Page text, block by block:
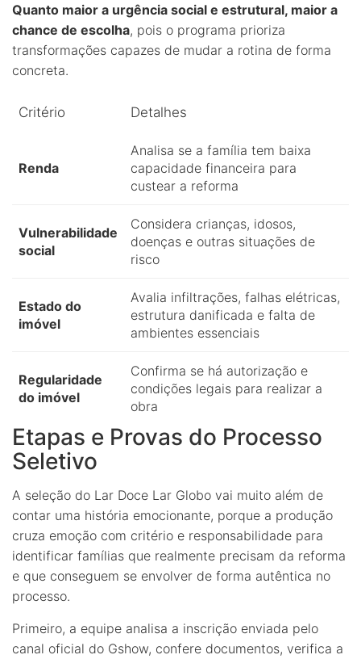
Quanto maior a urgência social e estrutural, maior a
chance de escolha, pois o programa prioriza
transformações capazes de mudar a rotina de forma
concreta.
Critério Detalhes
Renda
Analisa se a família tem baixa
capacidade financeira para
custear a reforma
Vulnerabilidade
social
Considera crianças, idosos,
doenças e outras situações de
risco
Estado do
imóvel
Avalia infiltrações, falhas elétricas,
estrutura danificada e falta de
ambientes essenciais
Regularidade
do imóvel
Confirma se há autorização e
condições legais para realizar a
obra
Etapas e Provas do Processo
Seletivo
A seleção do Lar Doce Lar Globo vai muito além de
contar uma história emocionante, porque a produção
cruza emoção com critério e responsabilidade para
identificar famílias que realmente precisam da reforma
e que conseguem se envolver de forma autêntica no
processo.
Primeiro, a equipe analisa a inscrição enviada pelo
canal oficial do Gshow, confere documentos, verifica a